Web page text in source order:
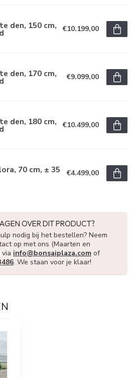
den, 150 cm, €10.199,00
den, 170 cm, €9.099,00
den, 180 cm, €10.499,00
70 cm, ± 35 €4.499,00
OVER DIT PRODUCT?
nodig bij het bestellen? Neem
op met ons (Maarten en
via info@bonsaiplaza.com of
. We staan voor je klaar!